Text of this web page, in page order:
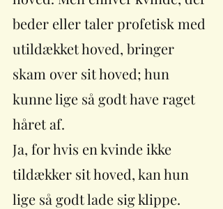
beder eller taler profetisk med
utildækket hoved, bringer
skam over sit hoved; hun
kunne lige så godt have raget
håret af.
Ja, for hvis en kvinde ikke
tildækker sit hoved, kan hun
lige så godt lade sig klippe.